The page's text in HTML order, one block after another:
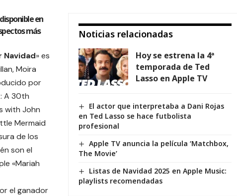
Noticias relacionadas
Hoy se estrena la 4ª
temporada de Ted
Lasso en Apple TV
El actor que interpretaba a Dani Rojas
en Ted Lasso se hace futbolista
profesional
Apple TV anuncia la película ‘Matchbox,
The Movie’
Listas de Navidad 2025 en Apple Music:
playlists recomendadas
en
más
Navidad» es
Moira
por
A 30th
with John
Mermaid
de los
son el
«Mariah
el ganador